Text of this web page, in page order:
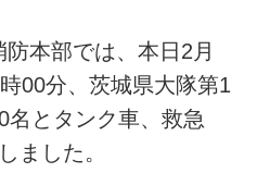
本部では、本日2月
00分、茨城県大隊第1
名とタンク車、救急
ました。